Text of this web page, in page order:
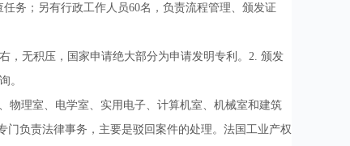
务；另有行政工作人员60名，负责流程管理、颁发证
无积压，国家申请绝大部分为申请发明专利。2. 颁发
。
理室、电学室、实用电子、计算机室、机械室和建筑
负责法律事务，主要是驳回案件的处理。法国工业产权